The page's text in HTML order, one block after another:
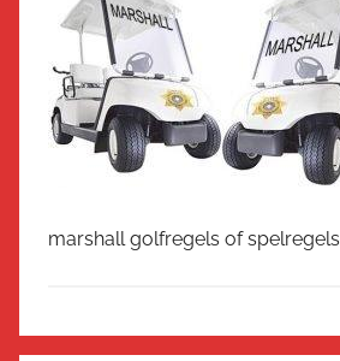
marshall golfregels of spelregels